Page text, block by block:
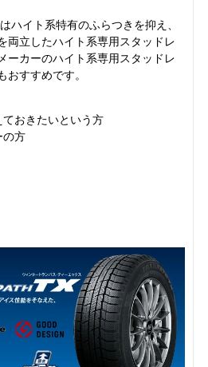
ハイト系特有のふらつきを抑え、
両立したハイト系専用スタッドレ
ーカーのハイト系専用スタッドレ
おすすめです。
おきたいという方
の方